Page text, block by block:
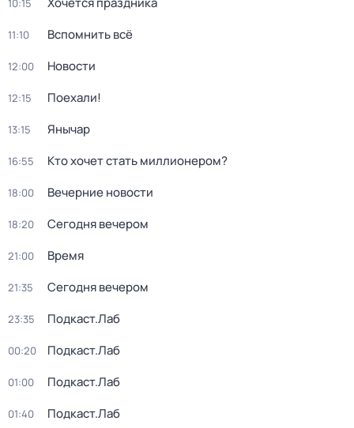
10:15
11:10 Вспомнить всё
12:00 Новости
12:15 Поехали!
13:15 Янычар
16:55 Кто хочет стать миллионером?
18:00 Вечерние новости
18:20 Сегодня вечером
21:00 Время
21:35 Сегодня вечером
23:35 Подкаст.Лаб
00:20 Подкаст.Лаб
01:00 Подкаст.Лаб
01:40 Подкаст.Лаб